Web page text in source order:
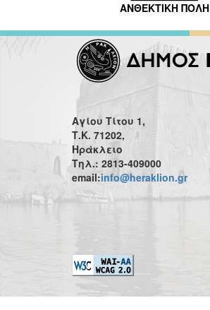
ΑΝΘΕΚΤΙΚΗ ΠΟΛΗ
Αγίου Τίτου 1,
Τ.Κ. 71202,
Ηράκλειο
Τηλ.: 2813-409000
email:info@heraklion.gr